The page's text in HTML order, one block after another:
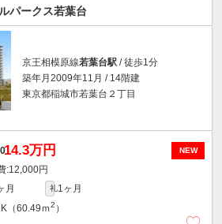
パークス若葉台
京王相模原線若葉台駅 / 徒歩1分
築年月2009年11月 / 14階建
東京都稲城市若葉台２丁目
NEW
14.3万円
12,000円
月 礼1ヶ月
（60.49ｍ2 ）